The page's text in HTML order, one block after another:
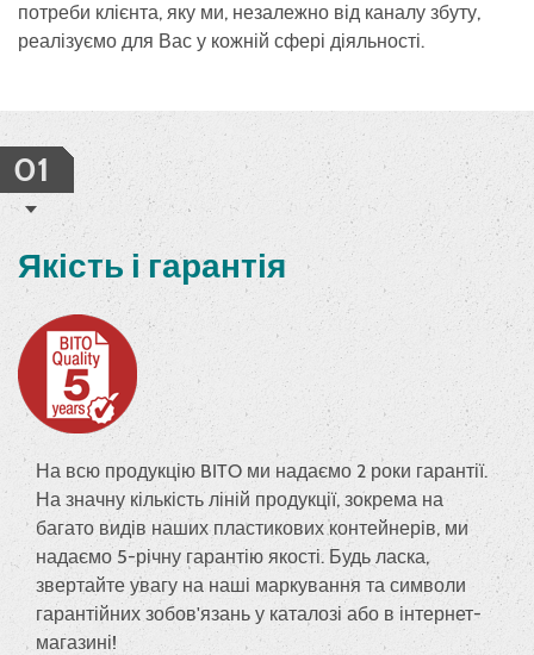
потреби клієнта, яку ми, незалежно від каналу збуту,
реалізуємо для Вас у кожній сфері діяльності.
01
Якість і гарантія
На всю продукцію BITO ми надаємо 2 роки гарантії.
На значну кількість ліній продукції, зокрема на
багато видів наших пластикових контейнерів, ми
надаємо 5-річну гарантію якості. Будь ласка,
звертайте увагу на наші маркування та символи
гарантійних зобов'язань у каталозі або в інтернет-
магазині!